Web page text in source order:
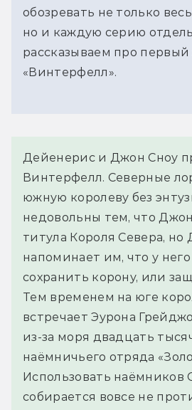
обозревать не только
но и каждую серию
рассказываем про первый
«Винтерфелл».
Дейенерис и Джон Сноу
Винтерфелл. Северные
южную королеву без
недовольны тем, что
титула Короля Севера, но
напоминает им, что у
сохранить корону, или
Тем временем на юге
встречает Эурона
из-за моря двадцать
наёмничьего отряда
Использовать наёмников
собирается вовсе не